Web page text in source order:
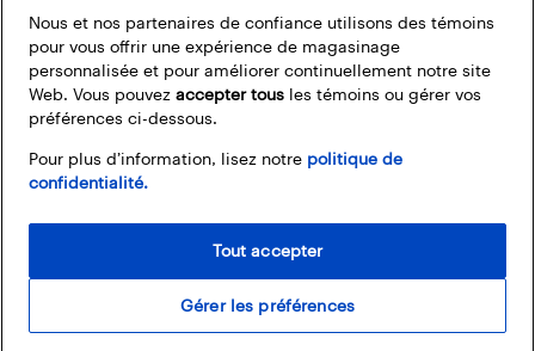
FacebookInstagram
PinterestLinkedInYouTube
Nous et nos partenaires de confiance utilisons des témoins
pour vous offrir une expérience de magasinage
personnalisée et pour améliorer continuellement notre site
Web. Vous pouvez accepter tous les témoins ou gérer vos
préférences ci-dessous.
Pour plus d’information, lisez notre politique de
confidentialité.
Gérer les préférences
Tout accepter